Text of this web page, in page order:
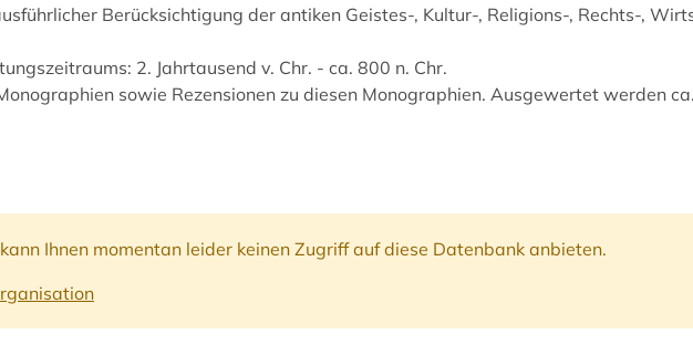
Berücksichtigung der antiken Geistes-, Kultur-, Religions-, Rechts-,
2. Jahrtausend v. Chr. - ca. 800 n. Chr.
sowie Rezensionen zu diesen Monographien. Ausgewertet werden ca.
Ihnen momentan leider keinen Zugriff auf diese Datenbank anbieten.